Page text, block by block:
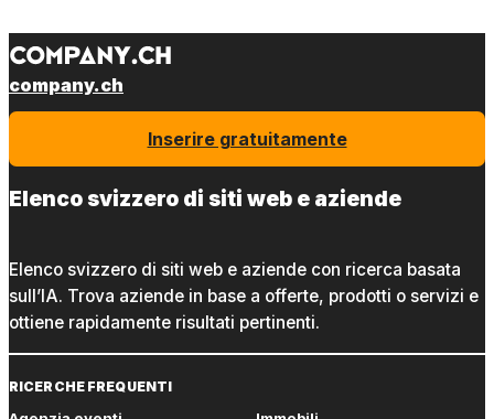
company.ch
Inserire gratuitamente
Elenco svizzero di siti web e aziende
Elenco svizzero di siti web e aziende con ricerca basata
sull’IA. Trova aziende in base a offerte, prodotti o servizi e
ottiene rapidamente risultati pertinenti.
RICERCHE FREQUENTI